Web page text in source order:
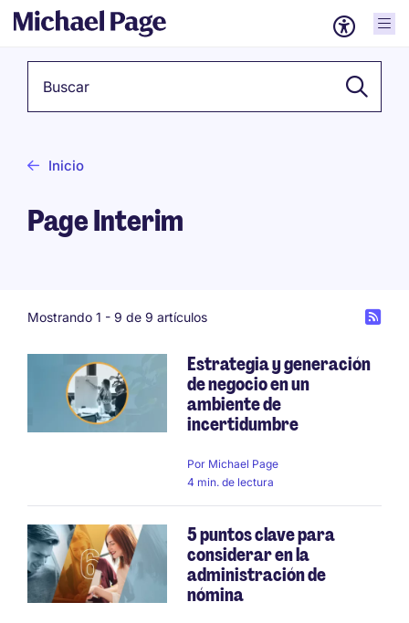
Inicio
Page Interim
Mostrando 1 - 9 de 9 artículos
Estrategia y generación
de negocio en un
ambiente de
incertidumbre
Por Michael Page
4 min. de lectura
5 puntos clave para
considerar en la
administración de
nómina